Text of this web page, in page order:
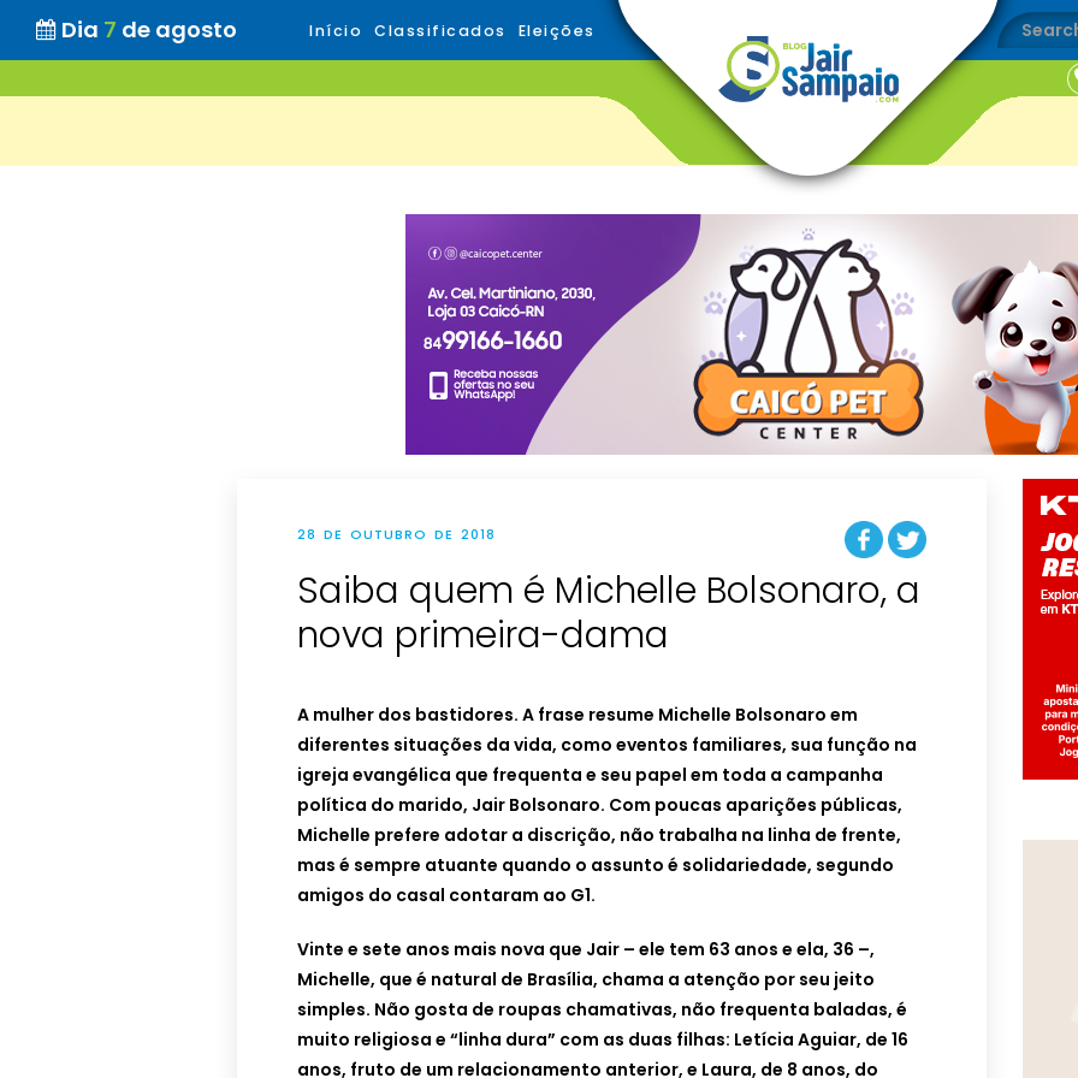
Dia 7 de agosto Início Classificados Eleições
28 DE OUTUBRO DE 2018
Saiba quem é Michelle Bolsonaro, a
nova primeira-dama
A mulher dos bastidores. A frase resume Michelle Bolsonaro em
diferentes situações da vida, como eventos familiares, sua função na
igreja evangélica que frequenta e seu papel em toda a campanha
política do marido, Jair Bolsonaro. Com poucas aparições públicas,
Michelle prefere adotar a discrição, não trabalha na linha de frente,
mas é sempre atuante quando o assunto é solidariedade, segundo
amigos do casal contaram ao G1.
Vinte e sete anos mais nova que Jair – ele tem 63 anos e ela, 36 –,
Michelle, que é natural de Brasília, chama a atenção por seu jeito
simples. Não gosta de roupas chamativas, não frequenta baladas, é
muito religiosa e “linha dura” com as duas filhas: Letícia Aguiar, de 16
anos, fruto de um relacionamento anterior, e Laura, de 8 anos, do